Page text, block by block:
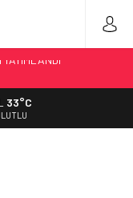
TEMALI RESİM
BAKAN
33°C